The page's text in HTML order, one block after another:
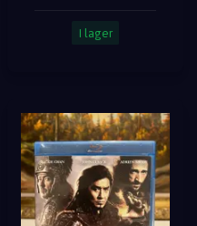
I lager